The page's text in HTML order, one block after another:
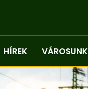
HÍREK VÁROSUNK